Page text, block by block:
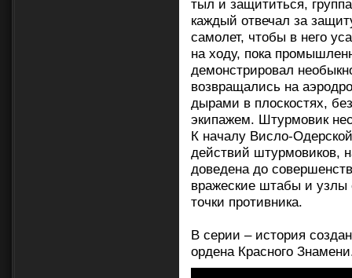
тыл и защититься,
каждый отвечал за
самолет, чтобы в него
на ходу, пока
демонстрировал
возвращались на
дырами в плоскостях,
экипажем. Штурмовик
К началу Висло-
действий штурмовиков,
доведена до
вражеские штабы и
точки противника.
В серии – история
ордена Красного